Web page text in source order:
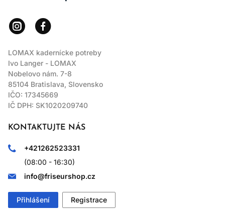
LOMAX kadernícke potreby
Ivo Langer - LOMAX
Nobelovo nám. 7-8
85104 Bratislava, Slovensko
IČO: 17345669
IČ DPH: SK1020209740
KONTAKTUJTE NÁS
+421262523331
(08:00 - 16:30)
info@friseurshop.cz
Přihlášení Registrace